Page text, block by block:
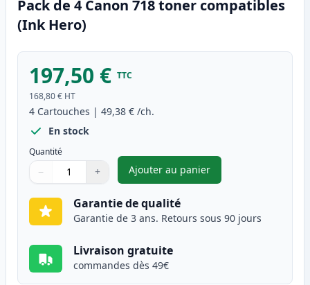
Pack de 4 Canon 718 toner compatibles
(Ink Hero)
197,50 € TTC
168,80 € HT
4 Cartouches | 49,38 € /ch.
En stock
Quantité
Quantité
Utilisez les boutons pour ajuster
− +
Quantité
Ajouter au panier
,Pack de 4 Canon 718 toner
Garantie de qualité
Garantie de 3 ans. Retours sous 90 jours
Livraison gratuite
commandes dès 49€